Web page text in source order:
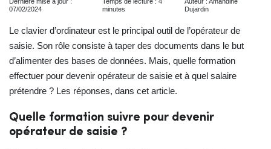
07/02/2024
minutes
Dujardin
Le clavier d’ordinateur est le principal outil de l’opérateur de
saisie. Son rôle consiste à taper des documents dans le but
d’alimenter des bases de données. Mais, quelle formation
effectuer pour devenir opérateur de saisie et à quel salaire
prétendre ? Les réponses, dans cet article.
Quelle formation suivre pour devenir
opérateur de saisie ?